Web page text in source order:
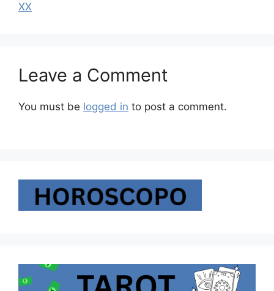
XX
Leave a Comment
You must be logged in to post a comment.